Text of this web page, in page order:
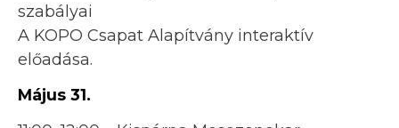
szabályai
A KOPO Csapat Alapítvány interaktív
előadása.
Május 31.